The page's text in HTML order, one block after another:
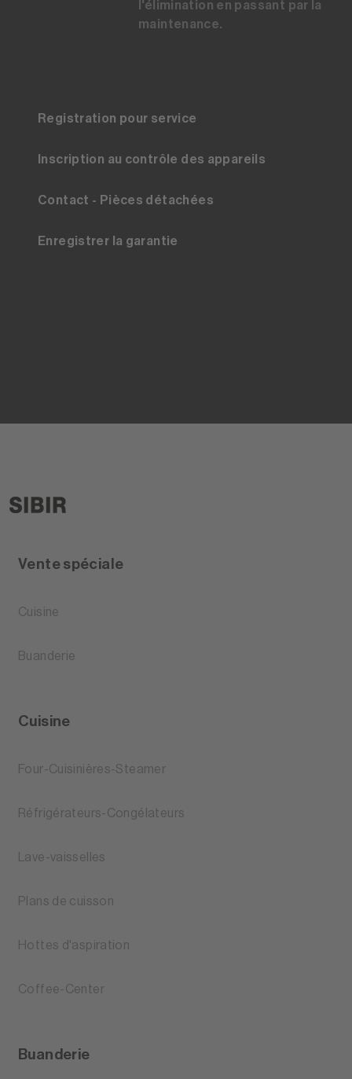
l'élimination en passant par la
maintenance.
Registration pour service
Inscription au contrôle des appareils
Contact - Pièces détachées
Enregistrer la garantie
Vente spéciale
Cuisine
Buanderie
Cuisine
Four-Cuisinières-Steamer
Réfrigérateurs-Congélateurs
Lave-vaisselles
Plans de cuisson
Hottes d'aspiration
Coffee-Center
Buanderie